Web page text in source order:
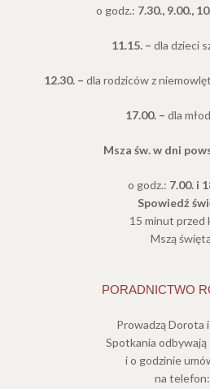
o godz.: 7.30., 9.00.,
11.15. – dla dzieci
12.30. – dla rodziców z
17.00. – dla
Msza św. w dni
o godz.: 7.00. i
Spowiedź
15 minut przed
Mszą
PORADNICTWO
Prowadzą Dorota i
Spotkania odbywają
i o godzinie
na telefon: